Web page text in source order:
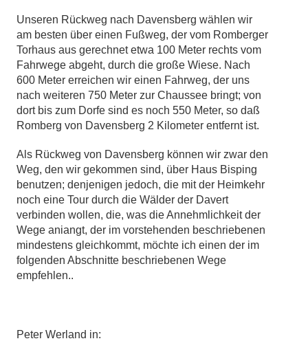
Unseren Rückweg nach Davensberg wählen wir
am besten über einen Fußweg, der vom Romberger
Torhaus aus gerechnet etwa 100 Meter rechts vom
Fahrwege abgeht, durch die große Wiese. Nach
600 Meter erreichen wir einen Fahrweg, der uns
nach weiteren 750 Meter zur Chaussee bringt; von
dort bis zum Dorfe sind es noch 550 Meter, so daß
Romberg von Davensberg 2 Kilometer entfernt ist.
Als Rückweg von Davensberg können wir zwar den
Weg, den wir gekommen sind, über Haus Bisping
benutzen; denjenigen jedoch, die mit der Heimkehr
noch eine Tour durch die Wälder der Davert
verbinden wollen, die, was die Annehmlichkeit der
Wege aniangt, der im vorstehenden beschriebenen
mindestens gleichkommt, möchte ich einen der im
folgenden Abschnitte beschriebenen Wege
empfehlen..
Peter Werland in: